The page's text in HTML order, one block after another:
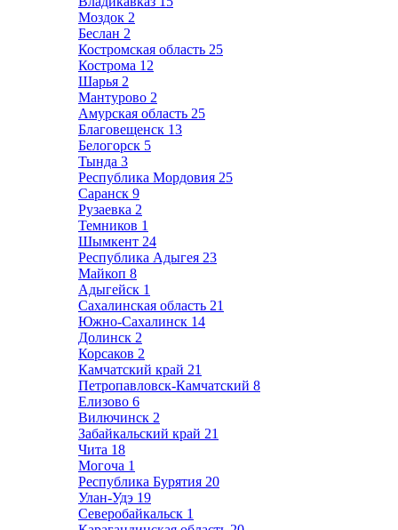
Моздок 2
Беслан 2
Костромская область 25
Кострома 12
Шарья 2
Мантурово 2
Амурская область 25
Благовещенск 13
Белогорск 5
Тында 3
Республика Мордовия 25
Саранск 9
Рузаевка 2
Темников 1
Шымкент 24
Республика Адыгея 23
Майкоп 8
Адыгейск 1
Сахалинская область 21
Южно-Сахалинск 14
Долинск 2
Корсаков 2
Камчатский край 21
Петропавловск-Камчатский 8
Елизово 6
Вилючинск 2
Забайкальский край 21
Чита 18
Могоча 1
Республика Бурятия 20
Улан-Удэ 19
Северобайкальск 1